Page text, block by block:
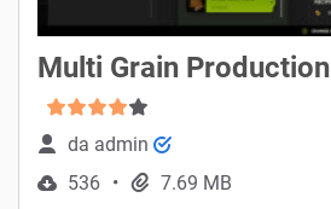
Multi Grain Production
da admin
536
7.69 MB